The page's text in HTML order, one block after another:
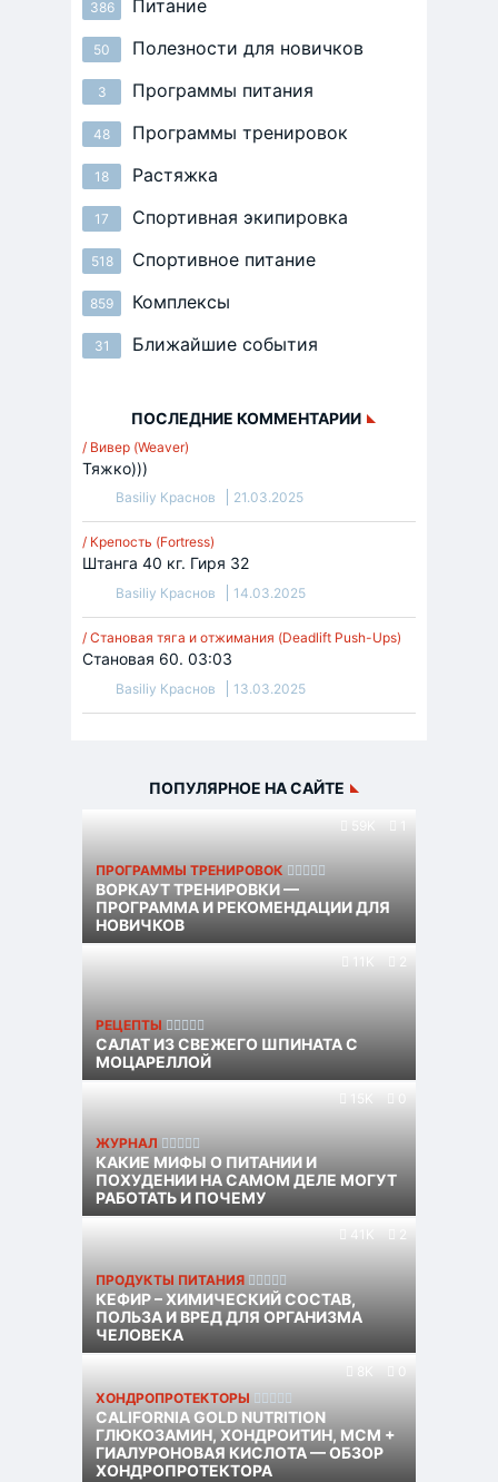
386 Питание
50 Полезности для новичков
3 Программы питания
48 Программы тренировок
18 Растяжка
17 Спортивная экипировка
518 Спортивное питание
859 Комплексы
31 Ближайшие события
ПОСЛЕДНИЕ КОММЕНТАРИИ
/ Вивер (Weaver)
Тяжко)))
Basiliy Краснов 21.03.2025
/ Крепость (Fortress)
Штанга 40 кг. Гиря 32
Basiliy Краснов 14.03.2025
/ Становая тяга и отжимания (Deadlift Push-Ups)
Становая 60. 03:03
Basiliy Краснов 13.03.2025
ПОПУЛЯРНОЕ НА САЙТЕ
59K
ПРОГРАММЫ ТРЕНИРОВОК
ВОРКАУТ ТРЕНИРОВКИ —
ПРОГРАММА И РЕКОМЕНДАЦИИ ДЛЯ
НОВИЧКОВ
11K 2
РЕЦЕПТЫ
САЛАТ ИЗ СВЕЖЕГО ШПИНАТА С
МОЦАРЕЛЛОЙ
15K
ЖУРНАЛ
КАКИЕ МИФЫ О ПИТАНИИ И
ПОХУДЕНИИ НА САМОМ ДЕЛЕ МОГУТ
РАБОТАТЬ И ПОЧЕМУ
41K 2
ПРОДУКТЫ ПИТАНИЯ
КЕФИР – ХИМИЧЕСКИЙ СОСТАВ,
ПОЛЬЗА И ВРЕД ДЛЯ ОРГАНИЗМА
ЧЕЛОВЕКА
8K
ХОНДРОПРОТЕКТОРЫ
CALIFORNIA GOLD NUTRITION
ГЛЮКОЗАМИН, ХОНДРОИТИН, МСМ +
ГИАЛУРОНОВАЯ КИСЛОТА — ОБЗОР
ХОНДРОПРОТЕКТОРА